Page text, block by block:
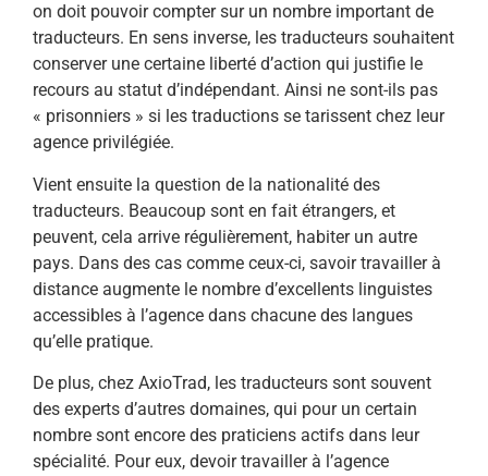
on doit pouvoir compter sur un nombre important de
traducteurs. En sens inverse, les traducteurs souhaitent
conserver une certaine liberté d’action qui justifie le
recours au statut d’indépendant. Ainsi ne sont-ils pas
« prisonniers » si les traductions se tarissent chez leur
agence privilégiée.
Vient ensuite la question de la nationalité des
traducteurs. Beaucoup sont en fait étrangers, et
peuvent, cela arrive régulièrement, habiter un autre
pays. Dans des cas comme ceux-ci, savoir travailler à
distance augmente le nombre d’excellents linguistes
accessibles à l’agence dans chacune des langues
qu’elle pratique.
De plus, chez AxioTrad, les traducteurs sont souvent
des experts d’autres domaines, qui pour un certain
nombre sont encore des praticiens actifs dans leur
spécialité. Pour eux, devoir travailler à l’agence